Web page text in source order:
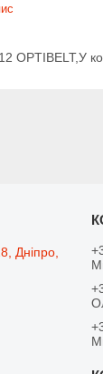
OPTIBELT,У
Дніпро,